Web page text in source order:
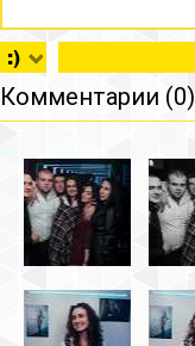
Комментарии (0)